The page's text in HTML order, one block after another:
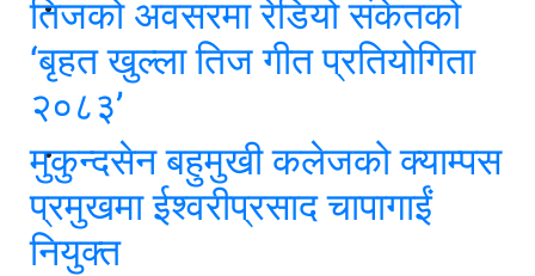
तिजको अवसरमा रेडियो संकेतको
‘बृहत खुल्ला तिज गीत प्रतियोगिता
२०८३’
मुकुन्दसेन बहुमुखी कलेजको क्याम्पस
प्रमुखमा ईश्वरीप्रसाद चापागाईं
नियुक्त